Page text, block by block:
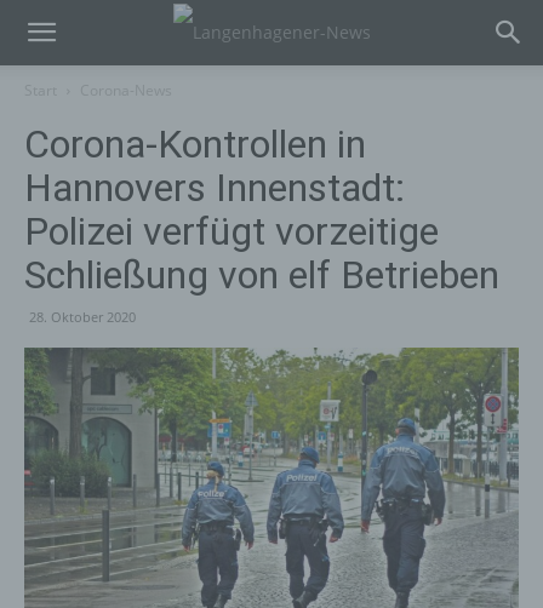
Corona-Kontrollen in
Hannovers Innenstadt:
Polizei verfügt vorzeitige
Schließung von elf Betrieben
28. Oktober 2020